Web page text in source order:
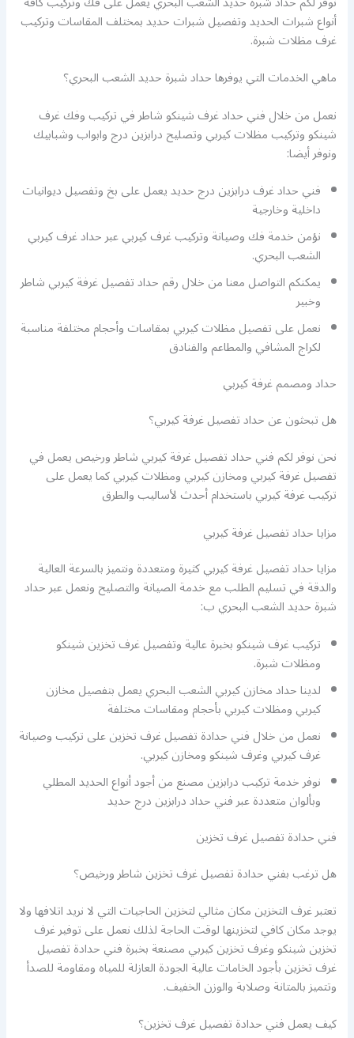
أنواع شبرات الحديد وتفصيل شبرات حديد بمختلف المقاسات وتركيب
غرف مظلات شبرة.
ماهي الخدمات التي يوفرها حداد شبرة حديد الشعب البحري؟
نعمل من خلال فني حداد غرف شينكو شاطر في تركيب وفك غرف
شينكو وتركيب مظلات كيربي وتصليح درابزين درج وابواب وشبابيك
ونوفر أيضا:
فني حداد غرف درابزين درج حديد يعمل على بخ وتفصيل ديوانيات
داخلية وخارجية
نؤمن خدمة فك وصيانة وتركيب غرف كيربي عبر حداد غرف كيربي
الشعب البحري.
يمكنكم التواصل معنا من خلال رقم حداد تفصيل غرفة كيربي شاطر
وخبير
نعمل على تفصيل مظلات كيربي بمقاسات وأحجام مختلفة مناسبة
لكراج المشافي والمطاعم والفنادق
حداد ومصمم غرفة كيربي
هل تبحثون عن حداد تفصيل غرفة كيربي؟
نحن نوفر لكم فني حداد تفصيل غرفة كيربي شاطر ورخيص يعمل في
تفصيل غرفة كيربي ومخازن كيربي ومظلات كيربي كما يعمل على
تركيب غرفة كيربي باستخدام أحدث لأساليب والطرق
مزايا حداد تفصيل غرفة كيربي
مزايا حداد تفصيل غرفة كيربي كثيرة ومتعددة ونتميز بالسرعة العالية
والدقة في تسليم الطلب مع خدمة الصيانة والتصليح ونعمل عبر حداد
شبرة حديد الشعب البحري ب:
تركيب غرف شينكو بخبرة عالية وتفصيل غرف تخزين شينكو
ومظلات شبرة.
لدينا حداد مخازن كيربي الشعب البحري يعمل بتفصيل مخازن
كيربي ومظلات كيربي بأحجام ومقاسات مختلفة
نعمل من خلال فني حدادة تفصيل غرف تخزين على تركيب وصيانة
غرف كيربي وغرف شينكو ومخازن كيربي.
نوفر خدمة تركيب درابزين مصنع من أجود أنواع الحديد المطلي
وبألوان متعددة عبر فني حداد درابزين درج حديد
فني حدادة تفصيل غرف تخزين
هل ترغب بفني حدادة تفصيل غرف تخزين شاطر ورخيص؟
تعتبر غرف التخزين مكان مثالي لتخزين الحاجيات التي لا نريد اتلافها ولا
يوجد مكان كافي لتخزينها لوقت الحاجة لذلك نعمل على توفير غرف
تخزين شينكو وغرف تخزين كيربي مصنعة بخبرة فني حدادة تفصيل
غرف تخزين بأجود الخامات عالية الجودة العازلة للمياه ومقاومة للصدأ
وتتميز بالمتانة وصلابة والوزن الخفيف.
كيف يعمل فني حدادة تفصيل غرف تخزين؟